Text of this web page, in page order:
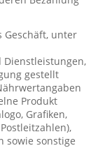
Geschäft, unter
Dienstleistungen,
gestellt
Produkt
Grafiken,
sowie sonstige